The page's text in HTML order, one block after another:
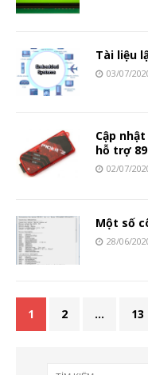
Tài liệu
03/07/
Cập
hỗ trợ
02/07/
Một số
28/06/
1 2 … 13